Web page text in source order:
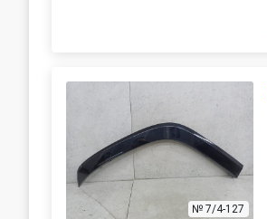
№ 7/4-127